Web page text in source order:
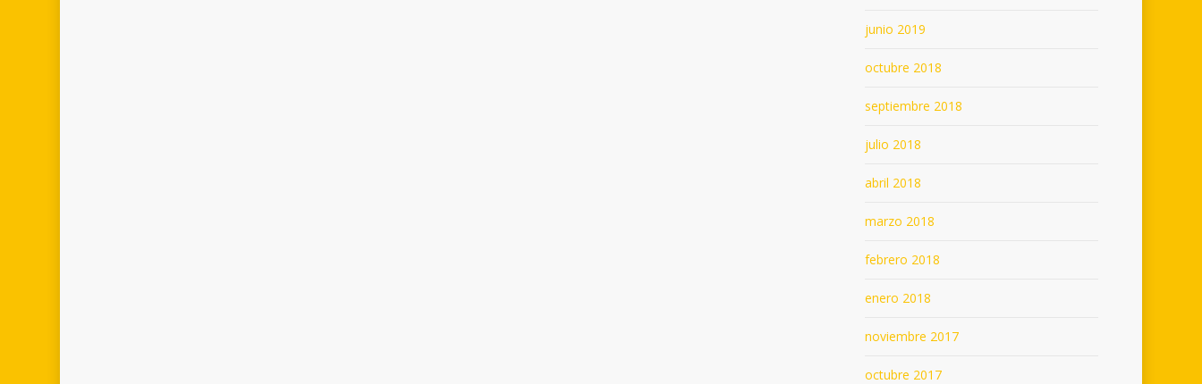
junio 2019
octubre 2018
septiembre 2018
julio 2018
abril 2018
marzo 2018
febrero 2018
enero 2018
noviembre 2017
octubre 2017